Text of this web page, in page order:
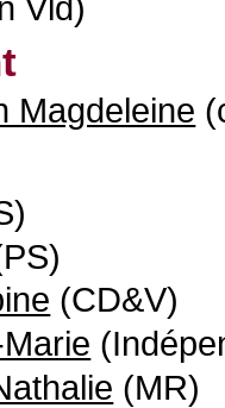
Magdeleine
(CD&V)
(MR)